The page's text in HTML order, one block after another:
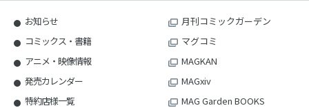
お知らせ
コミックス・書籍
アニメ・映像情報
発売カレンダー
特約店様一覧
月刊コミックガーデン
マグコミ
MAGKAN
MAGxiv
MAG Garden BOOKS